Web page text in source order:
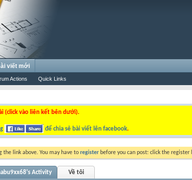
Actions Quick Links
viết mới
(click vào liên kết bên dưới).
để chia sẻ bài viết lên facebook.
the link above. You may have to register before you can post: click the
Activity Về tôi